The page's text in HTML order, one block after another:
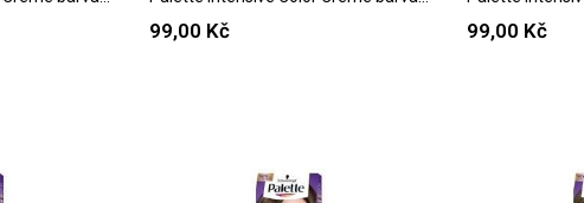
99,00 Kč 99,00 Kč